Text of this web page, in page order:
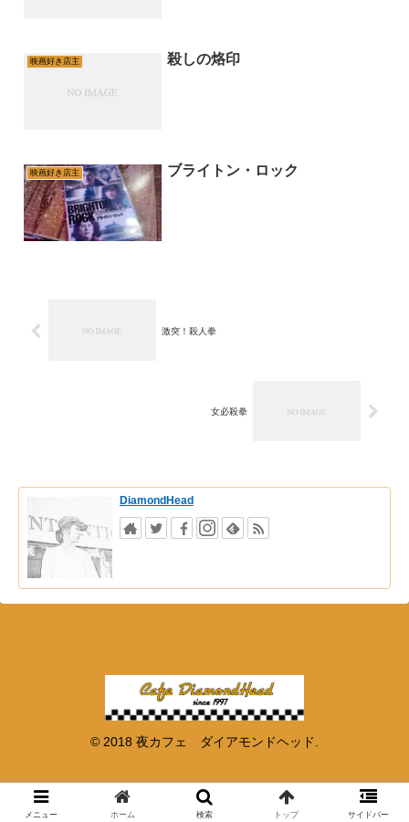
映画好き店主 殺しの烙印
映画好き店主 ブライトン・ロック
激突！殺人拳
女必殺拳
DiamondHead
© 2018 夜カフェ ダイアモンドヘッド.
メニュー ホーム 検索 トップ サイドバー